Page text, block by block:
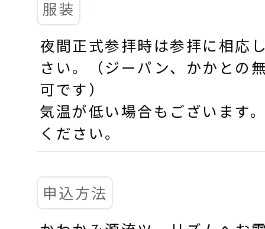
服装
夜間正式参拝時は参拝に相応
さい。（ジーパン、かかとの
可です）
気温が低い場合もございます
ください。
申込方法